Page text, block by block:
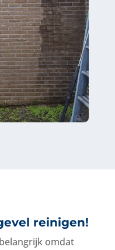
reinigen!
omdat